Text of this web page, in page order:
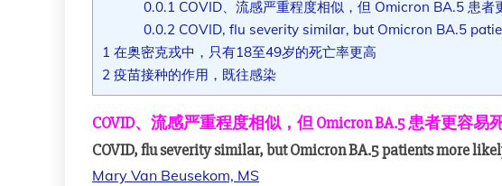
0.0.1 COVID、流感严重程度相似，但 Omicron BA.5 患
0.0.2COVID, flu severity similar, but Omicron BA.5
1 在奥密克戎中，只有18至49岁的死亡率更高
2 疫苗接种的作用，既往感染
COVID、流感严重程度相似，但 Omicron BA.5 患者更容易
COVID, flu severity similar, but Omicron BA.5 patients more
Mary Van Beusekom, MS